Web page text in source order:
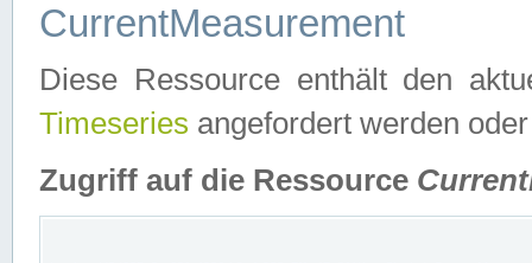
CurrentMeasurement
Diese Ressource enthält den
Timeseries angefordert werden
Zugriff auf die Ressource